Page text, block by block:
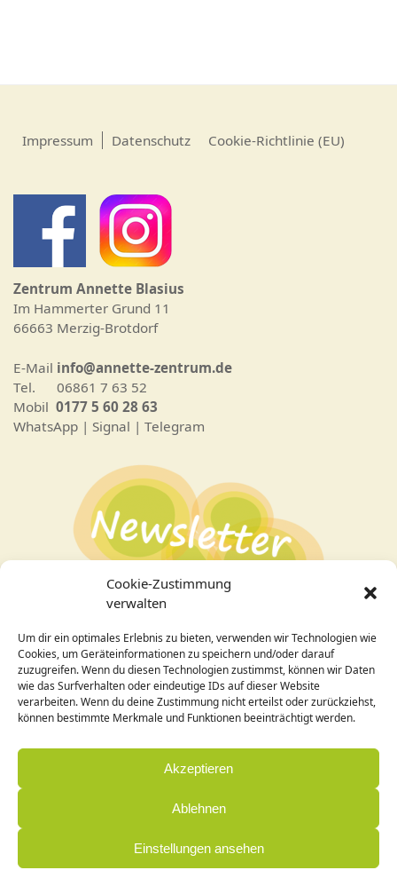
Cookie-Zustimmung
verwalten
Um dir ein optimales Erlebnis zu bieten, verwenden wir Technologien wie
Cookies, um Geräteinformationen zu speichern und/oder darauf
zuzugreifen. Wenn du diesen Technologien zustimmst, können wir Daten
wie das Surfverhalten oder eindeutige IDs auf dieser Website
verarbeiten. Wenn du deine Zustimmung nicht erteilst oder zurückziehst,
können bestimmte Merkmale und Funktionen beeinträchtigt werden.
Akzeptieren
Ablehnen
Einstellungen ansehen
Impressum Datenschutz Cookie-Richtlinie (EU)
Zentrum Annette Blasius
Im Hammerter Grund 11
66663 Merzig-Brotdorf
E-Mail info@annette-zentrum.de
Tel. 06861 7 63 52
Mobil 0177 5 60 28 63
WhatsApp | Signal | Telegram
Bei Interesse an den Veranstaltungenhier zum
Newsletteranmelden!
Design / Programmierung:
© Zentrum Annette Blasius